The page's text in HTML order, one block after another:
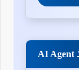
AI Agent